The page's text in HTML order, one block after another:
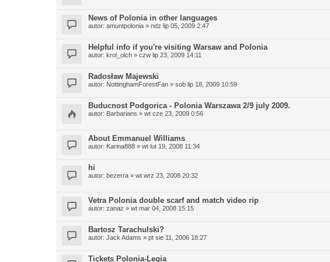
News of Polonia in other languages
autor: amuntpolonia » ndz lip 05, 2009 2:47
Helpful info if you're visiting Warsaw and Polonia
autor: krol_olch » czw lip 23, 2009 14:11
Radosław Majewski
autor: NottinghamForestFan » sob lip 18, 2009 10:59
Buducnost Podgorica - Polonia Warszawa 2/9 july 2009.
autor: Barbarians » wt cze 23, 2009 0:56
About Emmanuel Williams
autor: Karina888 » wt lut 19, 2008 11:34
hi
autor: bezerra » wt wrz 23, 2008 20:32
Vetra Polonia double scarf and match video rip
autor: zanaz » wt mar 04, 2008 15:15
Bartosz Tarachulski?
autor: Jack Adams » pt sie 11, 2006 18:27
Tickets Polonia-Legia